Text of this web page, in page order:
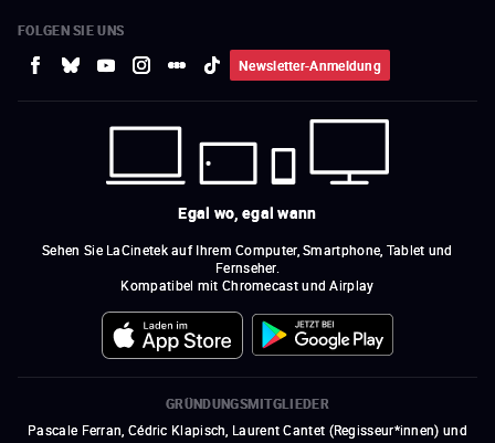
FOLGEN SIE UNS
Newsletter-Anmeldung
Egal wo, egal wann
Sehen Sie LaCinetek auf Ihrem Computer, Smartphone, Tablet und
Fernseher.
Kompatibel mit Chromecast und Airplay
GRÜNDUNGSMITGLIEDER
Pascale Ferran, Cédric Klapisch, Laurent Cantet (Regisseur*innen) und